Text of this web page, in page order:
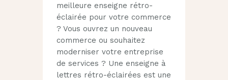
meilleure enseigne rétro-
éclairée pour votre commerce
? Vous ouvrez un nouveau
commerce ou souhaitez
moderniser votre entreprise
de services ? Une enseigne à
lettres rétro-éclairées est une